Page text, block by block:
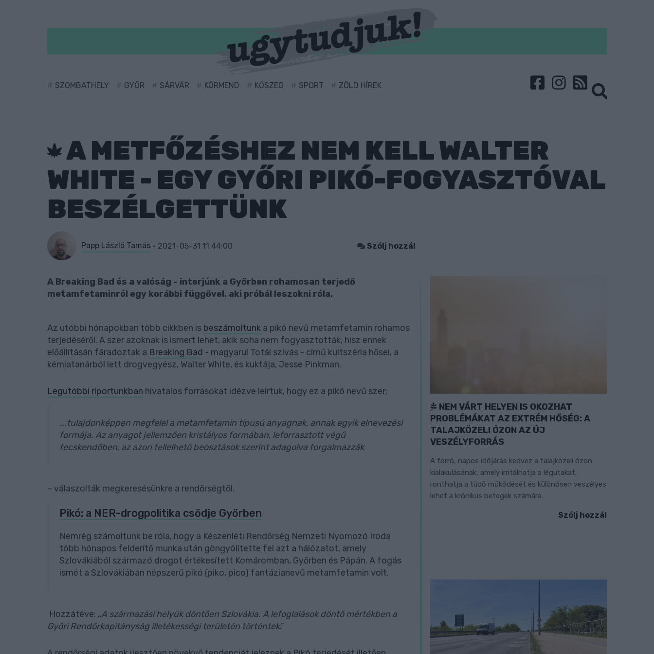
SZOMBATHELY GYŐR SÁRVÁR KÖRMEND KŐSZEG SPORT ZÖLD HÍREK
A METFŐZÉSHEZ NEM KELL WALTER
WHITE - EGY GYŐRI PIKÓ-FOGYASZTÓVAL
BESZÉLGETTÜNK
Papp László Tamás 2021-05-31 11:44:00 Szólj hozzá!
A Breaking Bad és a valóság - interjúnk a Győrben rohamosan terjedő
metamfetaminról egy korábbi függővel, aki próbál leszokni róla.
Az utóbbi hónapokban több cikkben is beszámoltunk a pikó nevű metamfetamin rohamos
terjedéséről. A szer azoknak is ismert lehet, akik soha nem fogyasztották, hisz ennek
előállításán fáradoztak a Breaking Bad - magyarul Totál szívás - című kultszéria hősei, a
kémiatanárból lett drogvegyész, Walter White, és kuktája, Jesse Pinkman.
Legutóbbi riportunkban hivatalos forrásokat idézve leírtuk, hogy ez a pikó nevű szer:
...tulajdonképpen megfelel a metamfetamin típusú anyagnak, annak egyik elnevezési
formája. Az anyagot jellemzően kristályos formában, leforrasztott végű
fecskendőben, az azon fellelhető beosztások szerint adagolva forgalmazzák
– válaszolták megkeresésünkre a rendőrségtől.
Pikó: a NER-drogpolitika csődje Győrben
Nemrég számoltunk be róla, hogy a Készenléti Rendőrség Nemzeti Nyomozó Iroda
több hónapos felderítő munka után göngyölítette fel azt a hálózatot, amely
Szlovákiából származó drogot értékesített Komáromban, Győrben és Pápán. A fogás
ismét a Szlovákiában népszerű pikó (piko, pico) fantázianevű metamfetamin volt.
Hozzátéve: „A származási helyük döntően Szlovákia. A lefoglalások döntő mértékben a
Győri Rendőrkapitányság illetékességi területén történtek.”
NEM VÁRT HELYEN IS OKOZHAT
PROBLÉMÁKAT AZ EXTRÉM HŐSÉG: A
TALAJKÖZELI ÓZON AZ ÚJ
VESZÉLYFORRÁS
A forró, napos időjárás kedvez a talajközeli ózon
kialakulásának, amely irritálhatja a légutakat,
ronthatja a tüdő működését és különösen veszélyes
lehet a krónikus betegek számára.
Szólj hozzá!